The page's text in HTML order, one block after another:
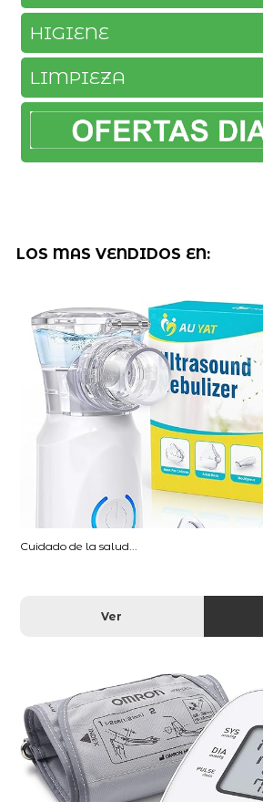
HIGIENE
LIMPIEZA
LOS MAS VENDIDOS EN:
Cuidado de la salud...
Ver